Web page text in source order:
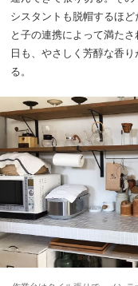
シスタントも脱帽するほ
と子の連携によって満た
日も、やさしく芳醇な香
る。